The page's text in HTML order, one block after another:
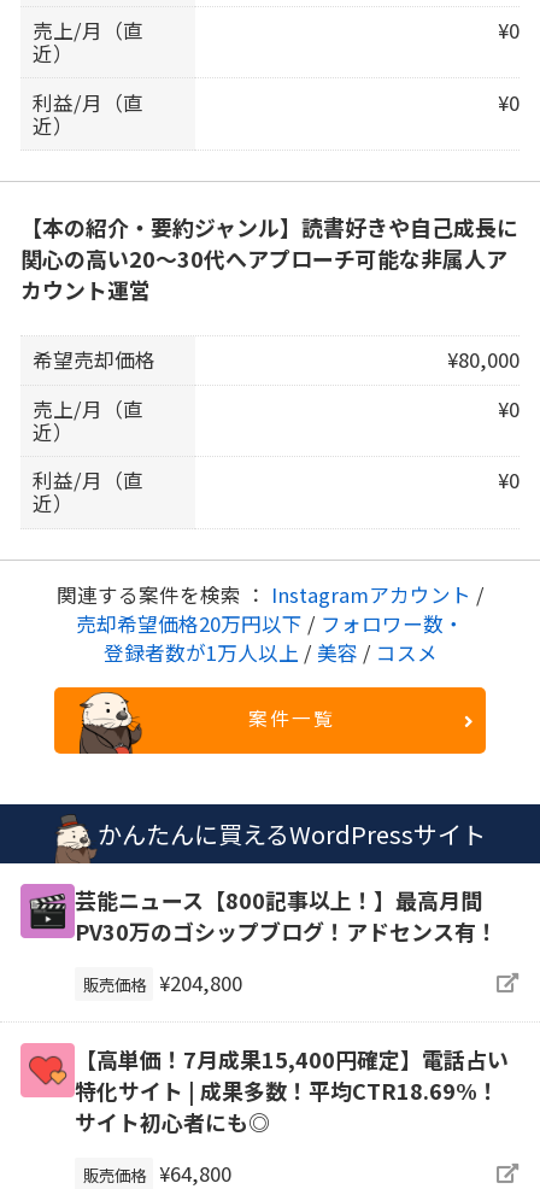
売上/月（直
近）
¥0
利益/月（直
近）
¥0
【本の紹介・要約ジャンル】読書好きや自己成長に
関心の高い20〜30代へアプローチ可能な非属人ア
カウント運営
希望売却価格
¥80,000
売上/月（直
近）
¥0
利益/月（直
近）
¥0
関連する案件を検索 ： Instagramアカウント /
売却希望価格20万円以下 / フォロワー数・
登録者数が1万人以上 / 美容 / コスメ
案件一覧
かんたんに買えるWordPressサイト
芸能ニュース【800記事以上！】最高月間
PV30万のゴシップブログ！アドセンス有！
販売価格 ¥204,800
【高単価！7月成果15,400円確定】電話占い
特化サイト | 成果多数！平均CTR18.69%！
サイト初心者にも◎
販売価格 ¥64,800